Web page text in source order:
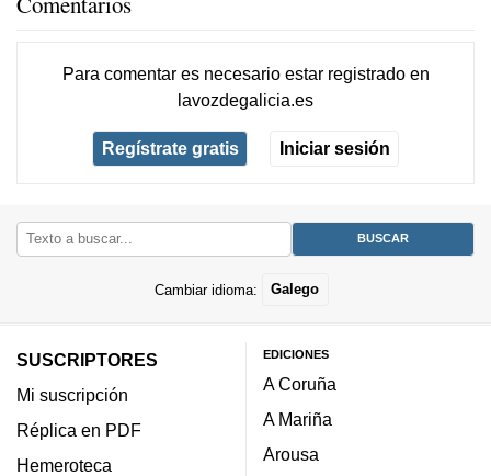
Para comentar es necesario estar registradoen
lavozdegalicia.es
Regístrate gratis Iniciar sesión
Cambiar idioma: Galego
SUSCRIPTORES
Mi suscripción
Réplica en PDF
Hemeroteca
EDICIONES
A Coruña
A Mariña
Arousa